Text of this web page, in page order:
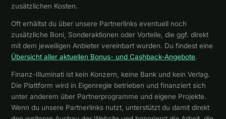
zusätzlichen Kosten.
Oft erhältst du über unsere Partnerlinks eventuell noch
zusätzliche Boni, Sonderaktionen oder Vorteile, die ggf. direkt
mit dem jeweiligen Anbieter vereinbart wurden. Du findest eine
Übersicht aller aktuellen Bonus- und Cashback-Angebote.
Finanz-Illuminati ist kein Konzern, keine Bank und kein Verlag.
Die Plattform wird in Eigenregie betrieben und finanziert sich
unter anderem über Partnerprogramme und eigene Projekte.
Wenn du unsere Partnerlinks nutzt, unterstützt du damit direkt